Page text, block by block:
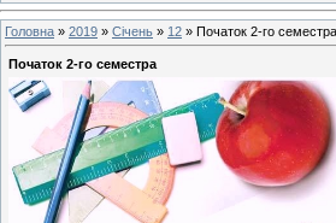
Головна » 2019 » Січень » 12 » Початок 2-го семестра
Початок 2-го семестра